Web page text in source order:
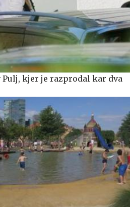
kjer je razprodal kar dva